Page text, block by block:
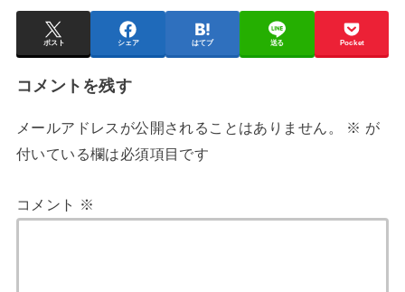
ポスト シェア はてブ 送る Pocket
コメントを残す
メールアドレスが公開されることはありません。 ※ が
付いている欄は必須項目です
コメント ※